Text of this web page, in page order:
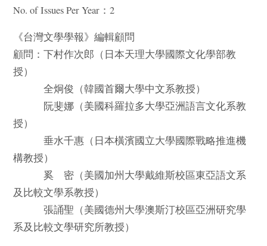
No. of Issues Per Year：2
《台灣文學學報》編輯顧問
顧問：下村作次郎（日本天理大學國際文化學部教
授）
全炯俊（韓國首爾大學中文系教授）
阮斐娜（美國科羅拉多大學亞洲語言文化系教
授）
垂水千惠（日本橫濱國立大學國際戰略推進機
構教授）
奚 密（美國加州大學戴維斯校區東亞語文系
及比較文學系教授）
張誦聖（美國德州大學澳斯汀校區亞洲研究學
系及比較文學研究所教授）